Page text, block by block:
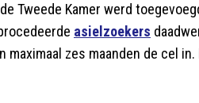
Tweede Kamer werd
asielzoekers
zes maanden de cel